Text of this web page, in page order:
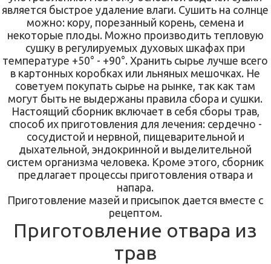
является быстрое удаление влаги. Сушить на солнце
можно: кору, порезанный корень, семена и
некоторые плоды. Можно производить тепловую
сушку в регулируемых духовых шкафах при
температуре +50° - +90°. Хранить сырье лучше всего
в картонных коробках или льняных мешочках. Не
советуем покупать сырье на рынке, так как там
могут быть не выдержаны правила сбора и сушки.
Настоящий сборник включает в себя сборы трав,
способ их приготовления для лечения: сердечно -
сосудистой и нервной, пищеварительной и
дыхательной, эндокринной и выделительной
систем организма человека. Кроме этого, сборник
предлагает процессы приготовления отвара и
напара.
Приготовление мазей и присыпок дается вместе с
рецептом.
Приготовление отвара из
трав